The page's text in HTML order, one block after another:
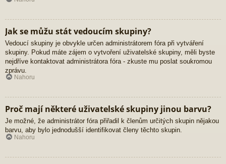
Jak se můžu stát vedoucím skupiny?
Vedoucí skupiny je obvykle určen administrátorem fóra při vytváření
skupiny. Pokud máte zájem o vytvoření uživatelské skupiny, měli byste
nejdříve kontaktovat administrátora fóra - zkuste mu poslat soukromou
zprávu.
Nahoru
Proč mají některé uživatelské skupiny jinou barvu?
Je možné, že administrátor fóra přiřadil k členům určitých skupin nějakou
barvu, aby bylo jednodušší identifikovat členy těchto skupin.
Nahoru